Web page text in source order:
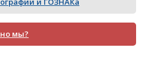
мы?